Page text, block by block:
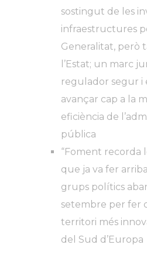
sostingut de les
infraestructures
Generalitat, però
l’Estat; un marc
regulador segur i
avançar cap a la
eficiència de
pública
“Foment recorda
que ja va fer
grups polítics
setembre per fer
territori més
del Sud d’Europa